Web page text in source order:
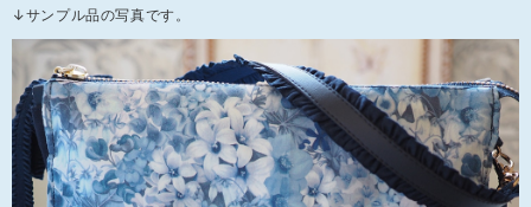
↓サンプル品の写真です。